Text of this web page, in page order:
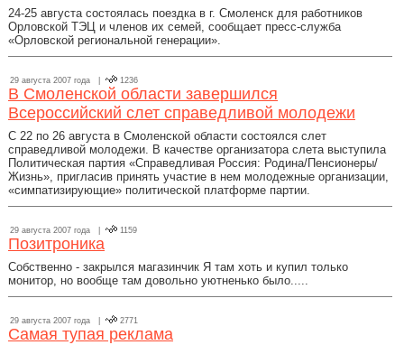
24-25 августа состоялась поездка в г. Смоленск для работников
Орловской ТЭЦ и членов их семей, сообщает пресс-служба
«Орловской региональной генерации».
29 августа 2007 года | 1236
В Смоленской области завершился
Всероссийский слет справедливой молодежи
С 22 по 26 августа в Смоленской области состоялся слет
справедливой молодежи. В качестве организатора слета выступила
Политическая партия «Справедливая Россия: Родина/Пенсионеры/
Жизнь», пригласив принять участие в нем молодежные организации,
«симпатизирующие» политической платформе партии.
29 августа 2007 года | 1159
Позитроника
Собственно - закрылся магазинчик Я там хоть и купил только
монитор, но вообще там довольно уютненько было.....
29 августа 2007 года | 2771
Самая тупая реклама